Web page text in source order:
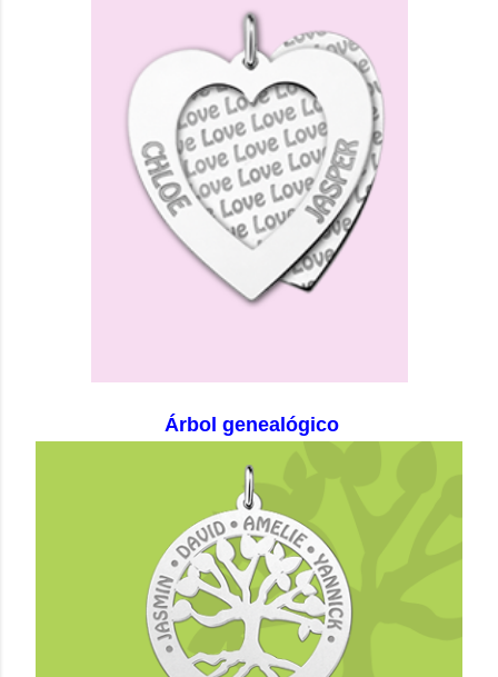
Árbol genealógico